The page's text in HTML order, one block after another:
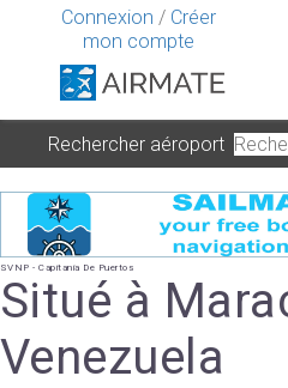
Connexion / Créer
mon compte
Rechercher aéroport
SVNP - Capitania De Puertos
Situé à
Venezuela